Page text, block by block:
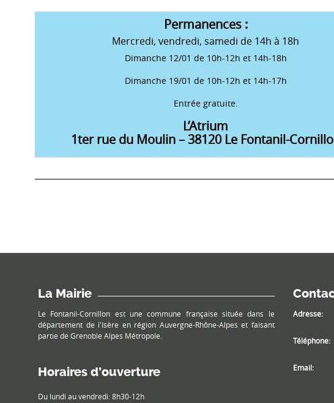
Permanences :
Mercredi, vendredi, samedi de 14h à 18h
Dimanche 12/01 de 10h-12h et 14h-18h
Dimanche 19/01 de 10h-12h et 14h-17h
Entrée gratuite.
L’Atrium
1ter rue du Moulin – 38120 Le Fontanil-
La Mairie
Le Fontanil-Cornillon est une commune française située dans le
département de l'Isère en région Auvergne-Rhône-Alpes et faisant
partie de Grenoble Alpes Métropole.
Horaires d’ouverture
Du lundi au vendredi: 8h30-12h
Adresse:
Téléphone:
Email: